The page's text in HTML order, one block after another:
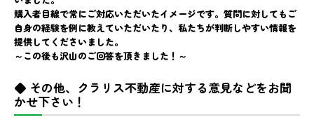
購入者目線で常にご対応いただいたイメージです。質問に対してもご
自身の経験を例に教えていただいたり、私たちが判断しやすい情報を
提供してくださいました。
～この後も沢山のご回答を頂きました！～
◆ その他、クラリス不動産に対する意見などをお聞
かせ下さい！